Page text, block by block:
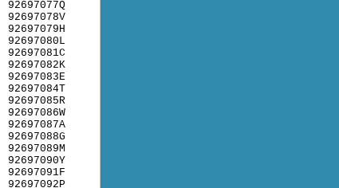
92697077Q
92697078V
92697079H
92697080L
92697081C
92697082K
92697083E
92697084T
92697085R
92697086W
92697087A
92697088G
92697089M
92697090Y
92697091F
92697092P